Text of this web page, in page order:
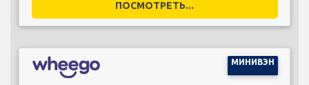
ПОСМОТРЕТЬ...
МИНИВЭН